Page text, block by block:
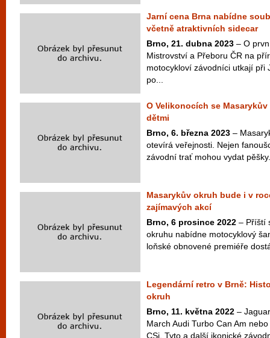
Jarní cena Brna nabídne
včetně atraktivních sidecar
Brno, 21. dubna 2023 – O
Mistrovství a Přeboru ČR na
motocykloví závodníci utkají při
po...
O Velikonocích se
dětmi
Brno, 6. března 2023 –
otevírá veřejnosti. Nejen
závodní trať mohou vydat
Masarykův okruh bude i v
zajímavých akcí
Brno, 6 prosince 2022 – Příští
okruhu nabídne motocyklový
loňské obnovené premiéře
Legendární retro v Brně:
okruh
Brno, 11. května 2022 –
March Audi Turbo Can Am
CSi. Tyto a další ikonické